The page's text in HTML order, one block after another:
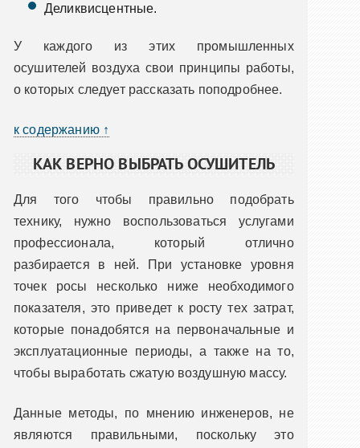
Деликвисцентные.
У каждого из этих промышленных
осушителей воздуха свои принципы работы,
о которых следует рассказать поподробнее.
к содержанию ↑
КАК ВЕРНО ВЫБРАТЬ ОСУШИТЕЛЬ
Для того чтобы правильно подобрать
технику, нужно воспользоваться услугами
профессионала, который отлично
разбирается в ней. При установке уровня
точек росы несколько ниже необходимого
показателя, это приведет к росту тех затрат,
которые понадобятся на первоначальные и
эксплуатационные периоды, а также на то,
чтобы выработать сжатую воздушную массу.
Данные методы, по мнению инженеров, не
являются правильными, поскольку это